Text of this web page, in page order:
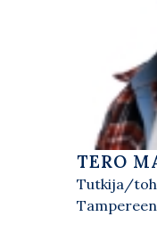
TERO
Tutkija/